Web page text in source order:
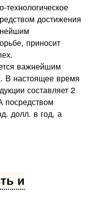
достижения
приносит
важнейшим
В настоящее время
составляет 2
посредством
долл. в год, а
и